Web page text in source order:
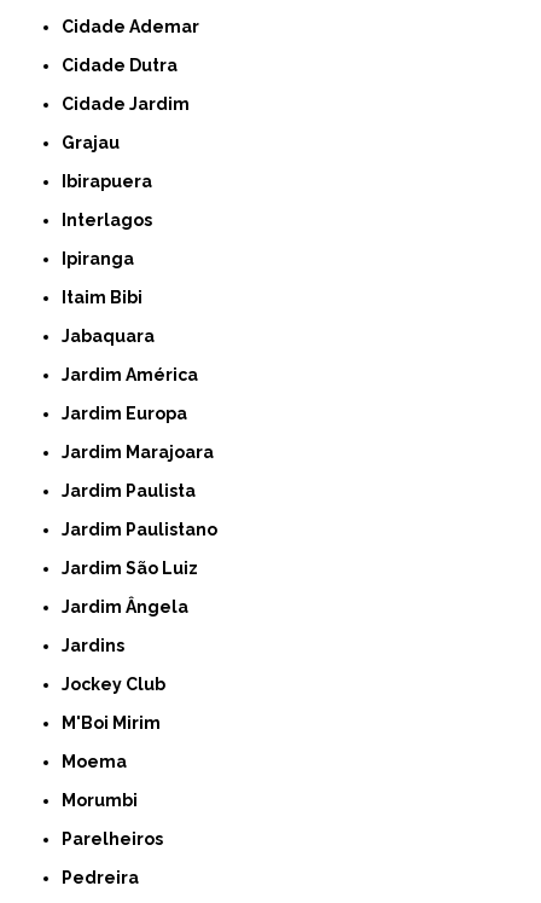
Cidade Ademar
Cidade Dutra
Cidade Jardim
Grajau
Ibirapuera
Interlagos
Ipiranga
Itaim Bibi
Jabaquara
Jardim América
Jardim Europa
Jardim Marajoara
Jardim Paulista
Jardim Paulistano
Jardim São Luiz
Jardim Ângela
Jardins
Jockey Club
M'Boi Mirim
Moema
Morumbi
Parelheiros
Pedreira